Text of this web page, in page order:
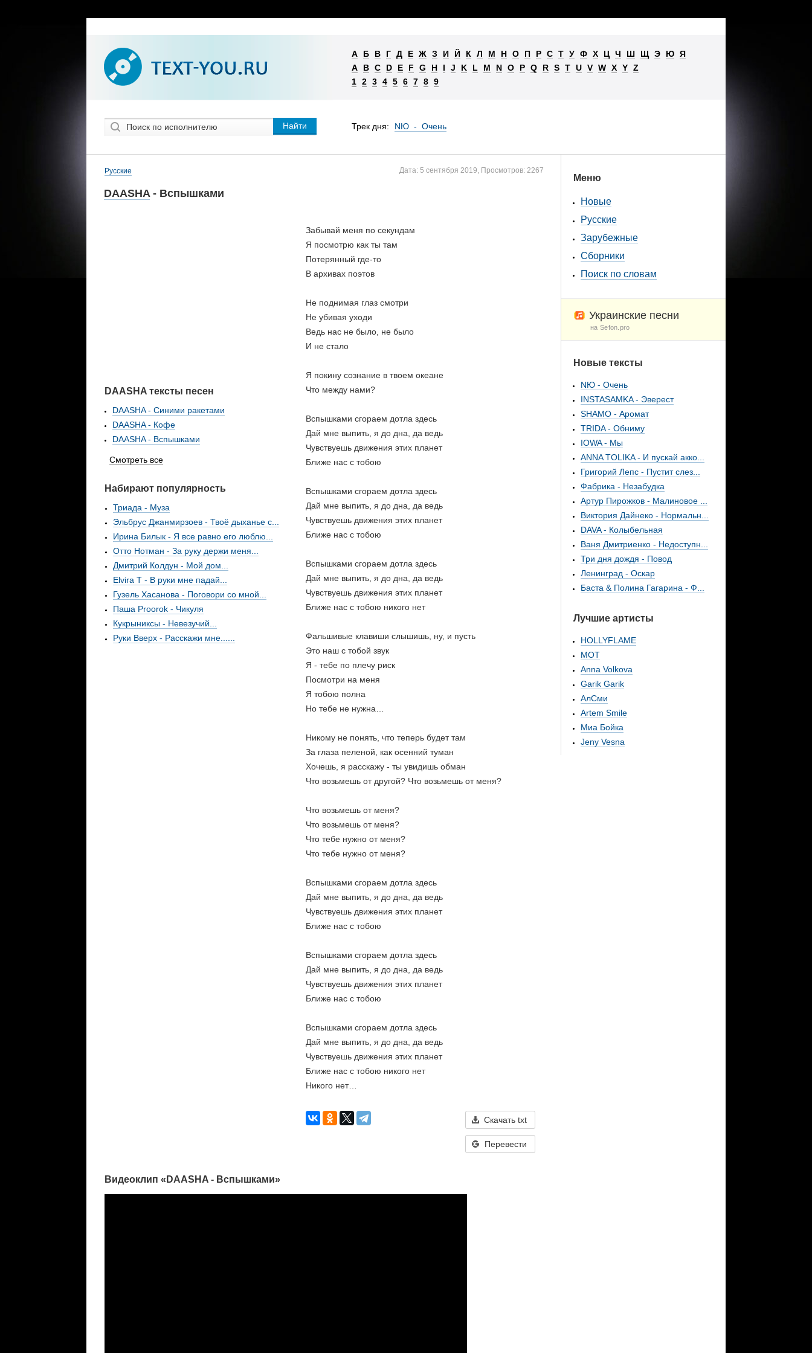
А Б В Г Д Е Ж З И Й К Л М Н О П Р С Т У Ф Х Ц Ч Ш Щ Э Ю Я
A
B C D E F G H I J K L M N O P Q R S T U V W X Y Z
1 2 3 4 5 6 7 8 9
Трек дня: NЮ - Очень
Русские Дата: 5 сентября 2019, Просмотров: 2267
DAASHA- Вспышками
Забывай меня по секундам
Я посмотрю как ты там
Потерянный где-то
В архивах поэтов
Не поднимая глаз смотри
Не убивая уходи
Ведь нас не было, не было
И не стало
Я покину сознание в твоем океане
Что между нами?
Вспышками сгораем дотла здесь
Дай мне выпить, я до дна, да ведь
Чувствуешь движения этих планет
Ближе нас с тобою
Вспышками сгораем дотла здесь
Дай мне выпить, я до дна, да ведь
Чувствуешь движения этих планет
Ближе нас с тобою
Вспышками сгораем дотла здесь
Дай мне выпить, я до дна, да ведь
Чувствуешь движения этих планет
Ближе нас с тобою никого нет
Фальшивые клавиши слышишь, ну, и пусть
Это наш с тобой звук
Я - тебе по плечу риск
Посмотри на меня
Я тобою полна
Но тебе не нужна…
Никому не понять, что теперь будет там
За глаза пеленой, как осенний туман
Хочешь, я расскажу - ты увидишь обман
Что возьмешь от другой? Что возьмешь от меня?
Что возьмешь от меня?
Что возьмешь от меня?
Что тебе нужно от меня?
Что тебе нужно от меня?
Вспышками сгораем дотла здесь
Дай мне выпить, я до дна, да ведь
Чувствуешь движения этих планет
Ближе нас с тобою
Вспышками сгораем дотла здесь
Дай мне выпить, я до дна, да ведь
Чувствуешь движения этих планет
Ближе нас с тобою
Вспышками сгораем дотла здесь
Дай мне выпить, я до дна, да ведь
Чувствуешь движения этих планет
Ближе нас с тобою никого нет
Никого нет…
Скачать txt
Перевести
DAASHA тексты песен
DAASHA - Синими ракетами
DAASHA - Кофе
DAASHA - Вспышками
Смотреть все
Набирают популярность
Триада - Муза
Эльбрус Джанмирзоев - Твоё дыханье с...
Ирина Билык - Я все равно его люблю...
Отто Нотман - За руку держи меня...
Дмитрий Колдун - Мой дом...
Elvira T - В руки мне падай...
Гузель Хасанова - Поговори со мной...
Паша Proorok - Чикуля
Кукрыниксы - Невезучий...
Руки Вверх - Расскажи мне......
Видеоклип «DAASHA - Вспышками»
Меню
Новые
Русские
Зарубежные
Сборники
Поиск по словам
Украинские песни
на Sefon.pro
Новые тексты
NЮ - Очень
INSTASAMKA - Эверест
SHAMO - Аромат
TRIDA - Обниму
IOWA - Мы
ANNA TOLIKA - И пускай акко...
Григорий Лепс - Пустит слез...
Фабрика - Незабудка
Артур Пирожков - Малиновое ...
Виктория Дайнеко - Нормальн...
DAVA - Колыбельная
Ваня Дмитриенко - Недоступн...
Три дня дождя - Повод
Ленинград - Оскар
Баста & Полина Гагарина - Ф...
Лучшие артисты
HOLLYFLAME
МОТ
Anna Volkova
Garik Garik
АлСми
Artem Smile
Миа Бойка
Jeny Vesna